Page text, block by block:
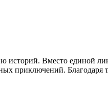
историй. Вместо единой
приключений. Благодаря